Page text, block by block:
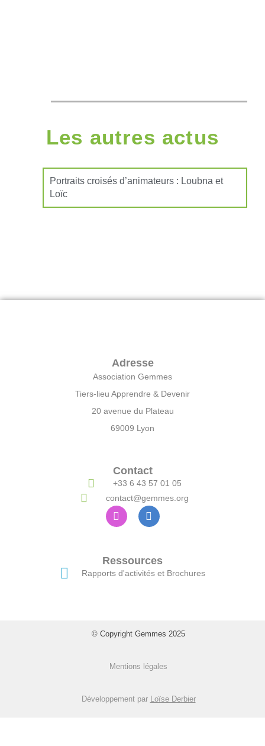
Les autres actus
Portraits croisés d’animateurs : Loubna et
Loïc
Adresse
Association Gemmes
Tiers-lieu Apprendre & Devenir
20 avenue du Plateau
69009 Lyon
Contact
+33 6 43 57 01 05
contact@gemmes.org
Ressources
Rapports d'activités et Brochures
© Copyright Gemmes 2025
Mentions légales
Développement par Loïse Derbier